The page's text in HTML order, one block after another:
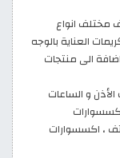
مختلف انواع
العناية بالوجه
الى منتجات
و الساعات
، اكسسوارات